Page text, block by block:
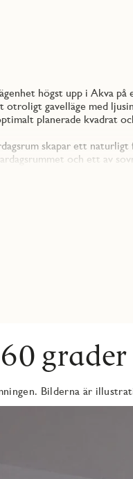
högst upp i Akva på
gavelläge med
planerade kvadrat
skapar ett
och ett av
uttryck, med
och flexibilitet i vardagen.
grader
Bilderna är